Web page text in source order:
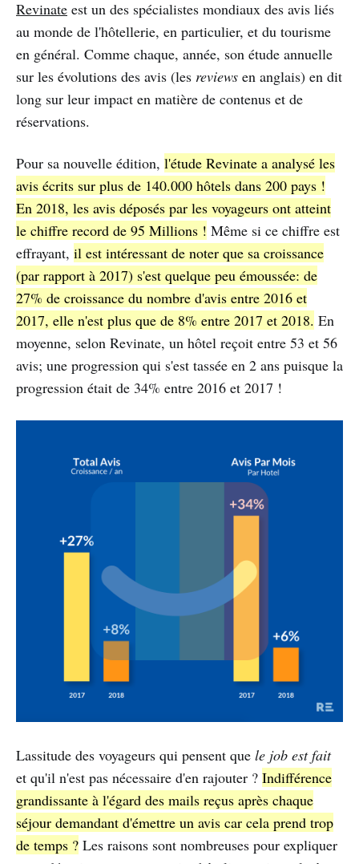
Revinate est un des spécialistes mondiaux des avis liés
au monde de l'hôtellerie, en particulier, et du tourisme
en général. Comme chaque, année, son étude annuelle
sur les évolutions des avis (les reviews en anglais) en dit
long sur leur impact en matière de contenus et de
réservations.
Pour sa nouvelle édition, l'étude Revinate a analysé les
avis écrits sur plus de 140.000 hôtels dans 200 pays !
En 2018, les avis déposés par les voyageurs ont atteint
le chiffre record de 95 Millions ! Même si ce chiffre est
effrayant, il est intéressant de noter que sa croissance
(par rapport à 2017) s'est quelque peu émoussée: de
27% de croissance du nombre d'avis entre 2016 et
2017, elle n'est plus que de 8% entre 2017 et 2018. En
moyenne, selon Revinate, un hôtel reçoit entre 53 et 56
avis; une progression qui s'est tassée en 2 ans puisque la
progression était de 34% entre 2016 et 2017 !
Lassitude des voyageurs qui pensent que le job est fait
et qu'il n'est pas nécessaire d'en rajouter ? Indifférence
grandissante à l'égard des mails reçus après chaque
séjour demandant d'émettre un avis car cela prend trop
de temps ? Les raisons sont nombreuses pour expliquer